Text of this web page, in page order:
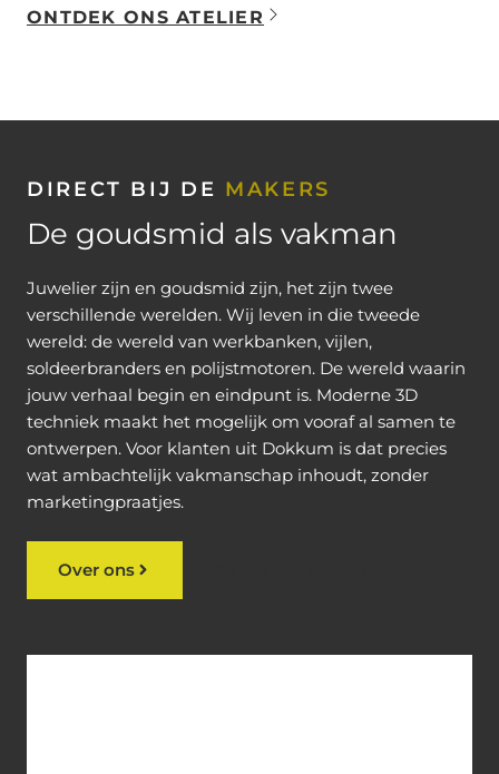
ONTDEK ONS ATELIER
DIRECT BIJ DE MAKERS
De goudsmid als vakman
Juwelier zijn en goudsmid zijn, het zijn twee
verschillende werelden. Wij leven in die tweede
wereld: de wereld van werkbanken, vijlen,
soldeerbranders en polijstmotoren. De wereld waarin
jouw verhaal begin en eindpunt is. Moderne 3D
techniek maakt het mogelijk om vooraf al samen te
ontwerpen. Voor klanten uit Dokkum is dat precies
wat ambachtelijk vakmanschap inhoudt, zonder
marketingpraatjes.
Over ons